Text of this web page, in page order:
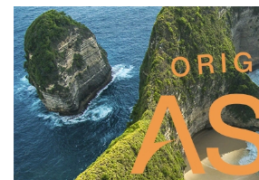
Daarom hebben wij bij elke
onze website een beoordeling
bruidsparen staan. Indien
beoordeeld is, natuurlijk.
namelijk ook nieuwe
website, en dan is het
jullie om de eerste